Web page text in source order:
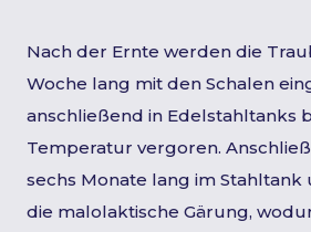
Nach der Ernte werden die
Woche lang mit den Schalen
anschließend in Edelstahltanks
Temperatur vergoren.
sechs Monate lang im
die malolaktische Gärung,